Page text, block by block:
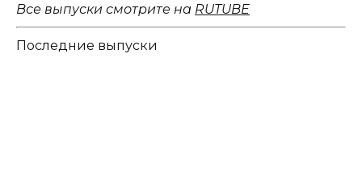
Все выпуски смотрите на RUTUBE
Последние выпуски